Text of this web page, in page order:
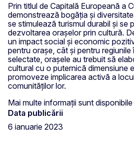
Prin titlul de Capitală Europeană a
demonstrează bogăția și
se stimulează turismul durabil și se
dezvoltarea orașelor prin cultură.
un impact social și economic
pentru orașe, cât și pentru
selectate, orașele au trebuit să
cultural cu o puternică dimensiune
promoveze implicarea activă a
comunităților lor.
Mai multe informații sunt disponibile
Data publicării
6 ianuarie 2023